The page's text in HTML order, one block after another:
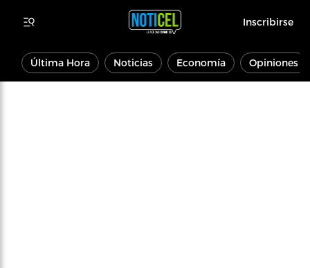
Inscribirse
Última Hora Noticias Economía Opiniones